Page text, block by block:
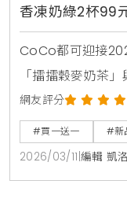
香凍奶綠2杯99
CoCo都可迎接
「擂擂穀麥奶茶
友日享有擂茶新品
香凍奶綠也陸續加
過的茶飲選擇。
網友評分
#買一送一 #新
2026/03/11 編輯 凱